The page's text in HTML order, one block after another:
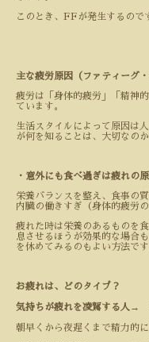
このとき、 FF が発生するので
主な疲労原因（ファティーグ・
疲労は「身体的疲労」「精神
ています。
生活スタイルによって原因は
が何を知ることは、大切なの
・意外にも食べ過ぎは疲れの
栄養バランスを整え、食事の
内臓の働きすぎ（身体的疲労
疲れた時は栄養のあるものを
息させるほうが効果的な場合
を休めてみるのもよい方法です
お疲れは、どのタイプ？
気持ちが疲れを凌駕する人 →
朝早くから夜遅くまで精力的